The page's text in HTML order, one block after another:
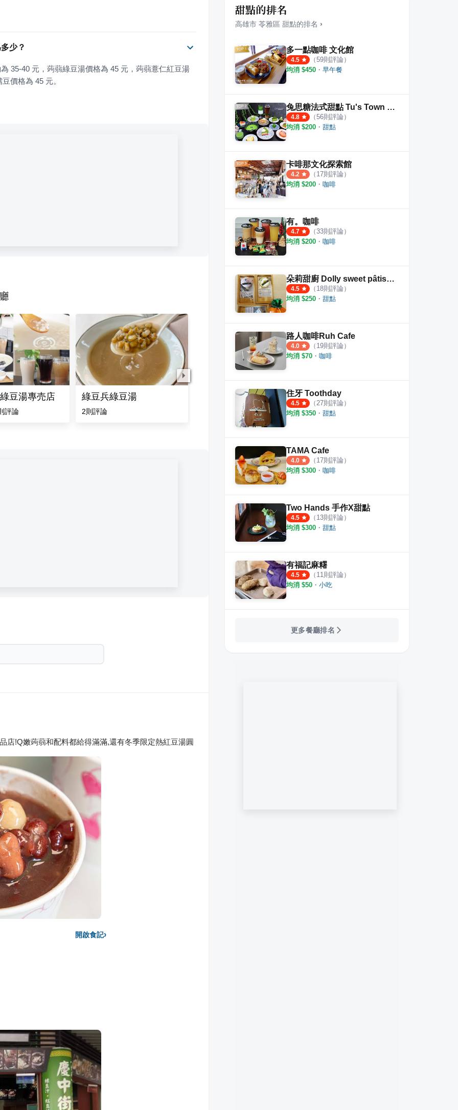
少？
35-40 元，蒟蒻綠豆湯價格為 45 元，蒟蒻薏仁紅豆湯
價格為 45 元。
豆湯專売店
評論
綠豆兵綠豆湯
2則評論
良日豆花 林老牌豆花
7則評論
店!Q嫩蒟蒻和配料都給得滿滿,還有冬季限定熱紅豆湯圓
開啟食記›
甜點的排名
高雄市 苓雅區 甜點的排名 ›
多一點咖啡 文化館
4.5 （59則評論）
均消 $450 ・ 早午餐
兔思糖法式甜點 Tu's Town Pâtisserie
4.8 （56則評論）
均消 $200 ・ 甜點
卡啡那文化探索館
4.2 （ 17則評論）
均消 $200 ・ 咖啡
有。咖啡
4.7 （33則評論）
均消 $200 ・ 咖啡
朵莉甜廚 Dolly sweet pâtissier
4.5 （ 18則評論）
均消 $250 ・ 甜點
路人咖啡Ruh Cafe
4.0 （ 19則評論）
均消 $70 ・ 咖啡
住牙 Toothday
4.5 （ 27則評論）
均消 $350 ・ 甜點
TAMA Cafe
4.0 （ 17則評論）
均消 $300 ・ 咖啡
Two Hands 手作X甜點
4.5 （ 13則評論）
均消 $300 ・ 甜點
有福記麻糬
4.5 （ 11 則評論）
均消 $50 ・ 小吃
更多餐廳排名